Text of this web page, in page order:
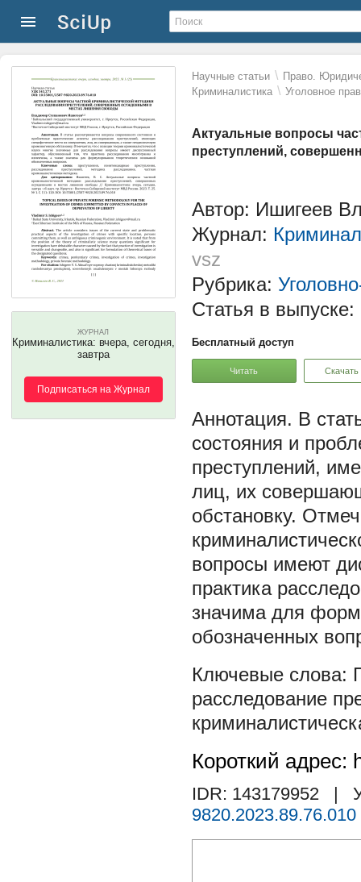
Научные статьи \ Право.
Криминалистика \ Уголовное
Актуальные вопросы
преступлений,
ЖУРНАЛ
Криминалистика: вчера, сегодня,
завтра
Подписаться на Журнал
Автор: Ишигеев
Журнал:
vsz
Рубрика:
Статья в выпуске:
Бесплатный доступ
Читать Скачать
В
состояния и
преступлений,
лиц, их
обстановку.
вопросы имеют
практика
значима для
обозначенных
расследование
Короткий адрес:
IDR: 143179952
|
9820.2023.89.76.010